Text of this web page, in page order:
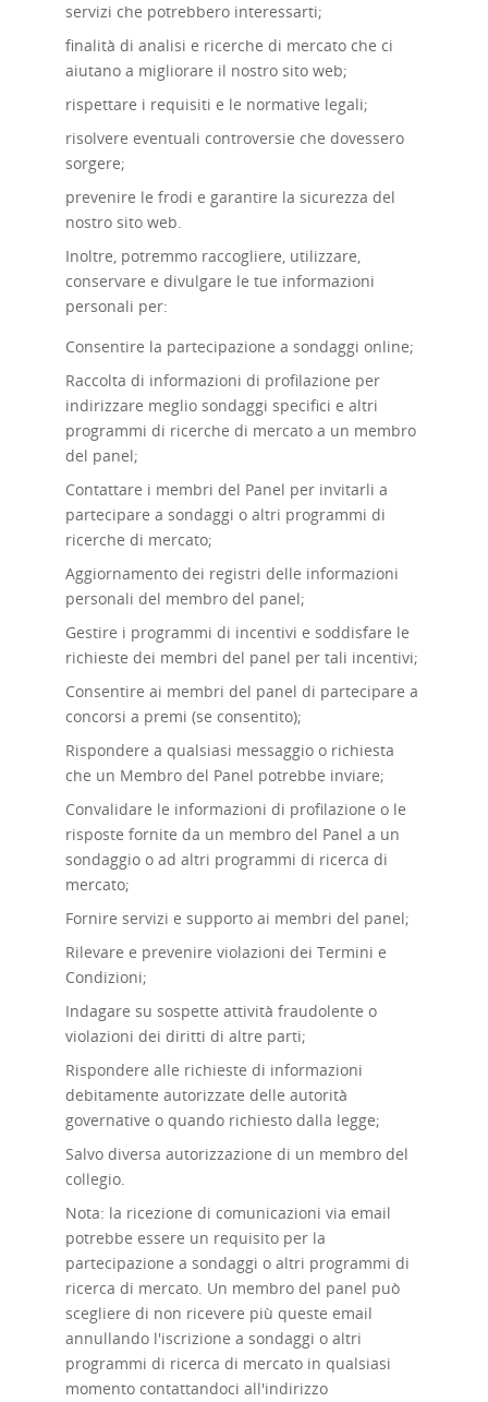
servizi che potrebbero interessarti;
finalità di analisi e ricerche di mercato che ci
aiutano a migliorare il nostro sito web;
rispettare i requisiti e le normative legali;
risolvere eventuali controversie che dovessero
sorgere;
prevenire le frodi e garantire la sicurezza del
nostro sito web.
Inoltre, potremmo raccogliere, utilizzare,
conservare e divulgare le tue informazioni
personali per:
Consentire la partecipazione a sondaggi online;
Raccolta di informazioni di profilazione per
indirizzare meglio sondaggi specifici e altri
programmi di ricerche di mercato a un membro
del panel;
Contattare i membri del Panel per invitarli a
partecipare a sondaggi o altri programmi di
ricerche di mercato;
Aggiornamento dei registri delle informazioni
personali del membro del panel;
Gestire i programmi di incentivi e soddisfare le
richieste dei membri del panel per tali incentivi;
Consentire ai membri del panel di partecipare a
concorsi a premi (se consentito);
Rispondere a qualsiasi messaggio o richiesta
che un Membro del Panel potrebbe inviare;
Convalidare le informazioni di profilazione o le
risposte fornite da un membro del Panel a un
sondaggio o ad altri programmi di ricerca di
mercato;
Fornire servizi e supporto ai membri del panel;
Rilevare e prevenire violazioni dei Termini e
Condizioni;
Indagare su sospette attività fraudolente o
violazioni dei diritti di altre parti;
Rispondere alle richieste di informazioni
debitamente autorizzate delle autorità
governative o quando richiesto dalla legge;
Salvo diversa autorizzazione di un membro del
collegio.
Nota: la ricezione di comunicazioni via email
potrebbe essere un requisito per la
partecipazione a sondaggi o altri programmi di
ricerca di mercato. Un membro del panel può
scegliere di non ricevere più queste email
annullando l'iscrizione a sondaggi o altri
programmi di ricerca di mercato in qualsiasi
momento contattandoci all'indirizzo